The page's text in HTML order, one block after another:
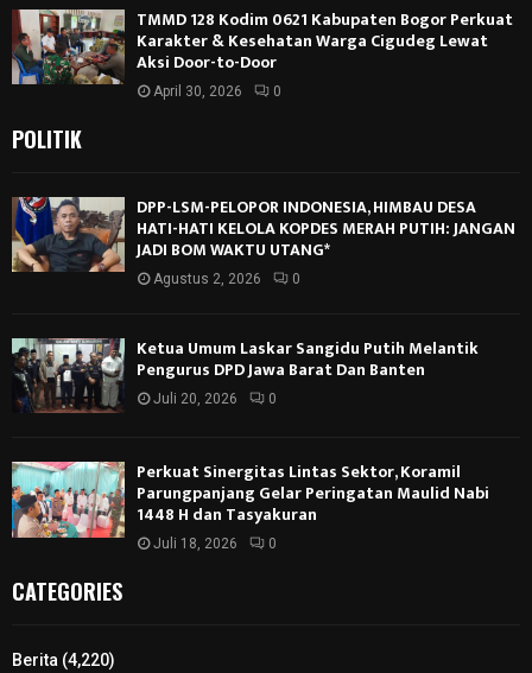
TMMD 128 Kodim 0621 Kabupaten Bogor Perkuat
Karakter & Kesehatan Warga Cigudeg Lewat
Aksi Door-to-Door
April 30, 2026 0
POLITIK
DPP-LSM-PELOPOR INDONESIA, HIMBAU DESA
HATI-HATI KELOLA KOPDES MERAH PUTIH: JANGAN
JADI BOM WAKTU UTANG*
Agustus 2, 2026 0
Ketua Umum Laskar Sangidu Putih Melantik
Pengurus DPD Jawa Barat Dan Banten
Juli 20, 2026 0
Perkuat Sinergitas Lintas Sektor, Koramil
Parungpanjang Gelar Peringatan Maulid Nabi
1448 H dan Tasyakuran
Juli 18, 2026 0
CATEGORIES
Berita (4,220)